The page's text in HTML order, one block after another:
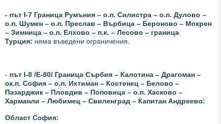
- път І-7 Граница Румъния – о.п. Силистра – о.п. Дулово –
о.п. Шумен – о.п. Преслав – Върбица – Бероново – Мокрен
– Зимница – о.п. Елхово – п.к. – Лесово – граница
Турция: няма въведени ограничения.
- път І-8 /Е-80/ Граница Сърбия – Калотина – Драгоман –
ок.п. София – о.п. Ихтиман – Костенец – Белово –
Пазарджик – Пловдив – Поповица – о.п. Хасково –
Харманли – Любимец – Свиленград – Капитан Андреево:
Област София: